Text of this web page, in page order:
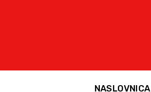
NASLOVNICA